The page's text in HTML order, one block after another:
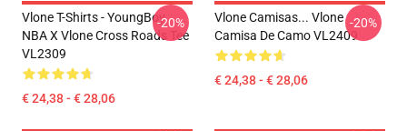
Vlone T-Shirts - YoungBoy
NBA X Vlone Cross Roads Tee
VL2309
€ 24,38 - € 28,06
-20%
Vlone Camisas... Vlone
Camisa De Camo VL2409
€ 24,38 - € 28,06
-20%